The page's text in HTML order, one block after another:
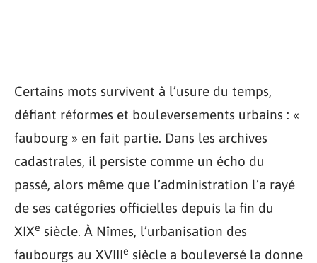
Certains mots survivent à l’usure du temps,
défiant réformes et bouleversements urbains : «
faubourg » en fait partie. Dans les archives
cadastrales, il persiste comme un écho du
passé, alors même que l’administration l’a rayé
de ses catégories officielles depuis la fin du
XIXe siècle. À Nîmes, l’urbanisation des
faubourgs au XVIIIe siècle a bouleversé la donne